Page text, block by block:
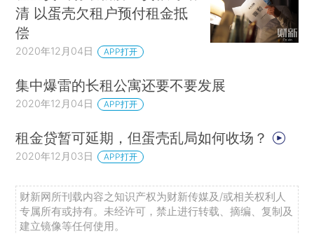
清 以蛋壳欠租户预付租金抵
偿
2020年12月04日 APP打开
集中爆雷的长租公寓还要不要发展
2020年12月04日 APP打开
租金贷暂可延期，但蛋壳乱局如何收场？
2020年12月03日 APP打开
财新网所刊载内容之知识产权为财新传媒及/或相关权利人
专属所有或持有。未经许可，禁止进行转载、摘编、复制及
建立镜像等任何使用。